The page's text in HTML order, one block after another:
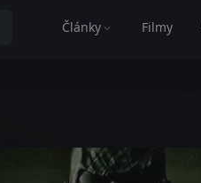
Články Filmy